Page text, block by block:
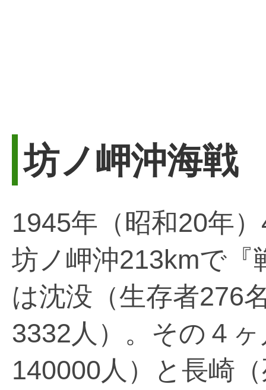
坊ノ岬沖海戦
1945年（昭和20年
坊ノ岬沖213kmで『
は沈没（生存者276
3332人）。その４
140000人）と長崎